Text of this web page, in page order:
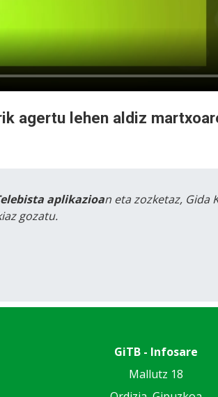
agertu lehen aldiz
aplikazioan eta zozketaz, Gida
gozatu.
GiTB - Infosare
Mallutz 18